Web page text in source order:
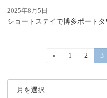
2025年8月5日
ショートステイで博多ポートタ
の
«
固
1
固
2
固
定
3